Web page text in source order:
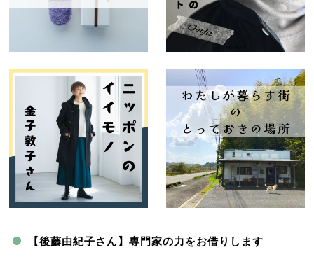
【後藤由紀子さん】専門家の力をお借りします